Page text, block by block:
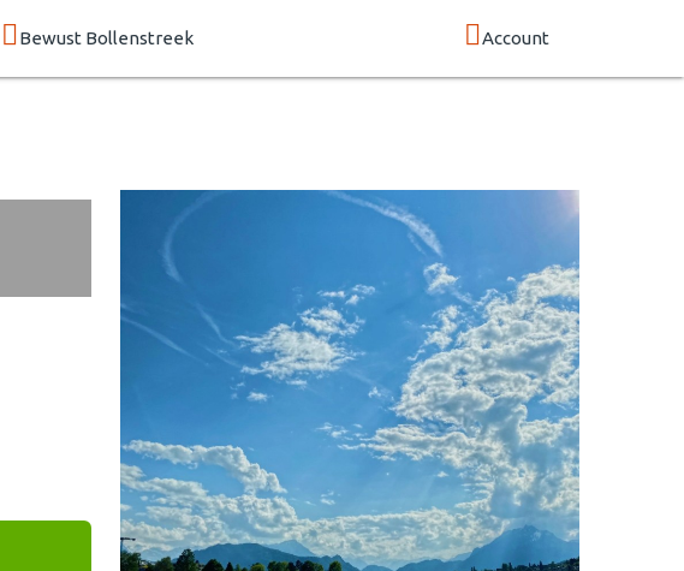
Bewust Bollenstreek Account